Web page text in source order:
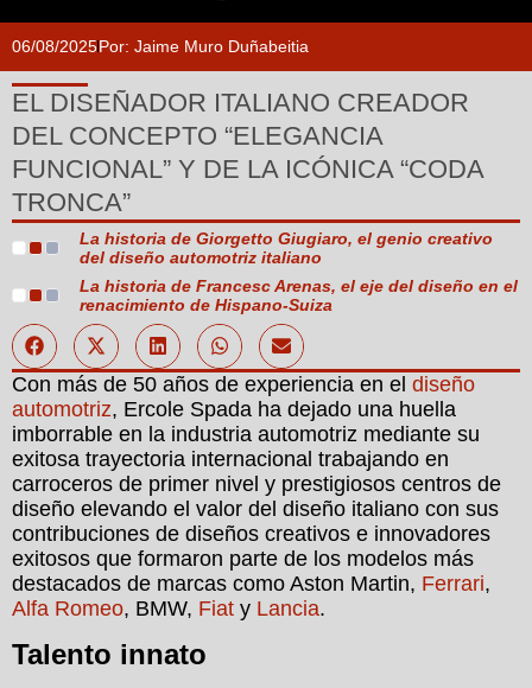
06/08/2025Por: Jaime Muro Duñabeitia
EL DISEÑADOR ITALIANO CREADOR
DEL CONCEPTO “ELEGANCIA
FUNCIONAL” Y DE LA ICÓNICA “CODA
TRONCA”
La historia de Giorgetto Giugiaro, el genio creativo
del diseño automotriz italiano
La historia de Francesc Arenas, el eje del diseño en el
renacimiento de Hispano-Suiza
Con más de 50 años de experiencia en el diseño
automotriz, Ercole Spada ha dejado una huella
imborrable en la industria automotriz mediante su
exitosa trayectoria internacional trabajando en
carroceros de primer nivel y prestigiosos centros de
diseño elevando el valor del diseño italiano con sus
contribuciones de diseños creativos e innovadores
exitosos que formaron parte de los modelos más
destacados de marcas como Aston Martin, Ferrari,
Alfa Romeo, BMW, Fiat y Lancia.
Talento innato